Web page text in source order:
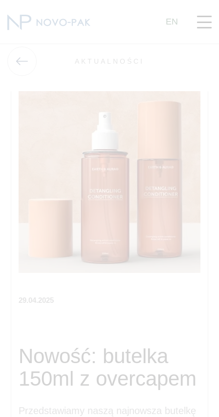
EN
AKTUALNOŚCI
29.04.2025
Nowość: butelka
150ml z overcapem
Przedstawiamy naszą najnowsza butelkę